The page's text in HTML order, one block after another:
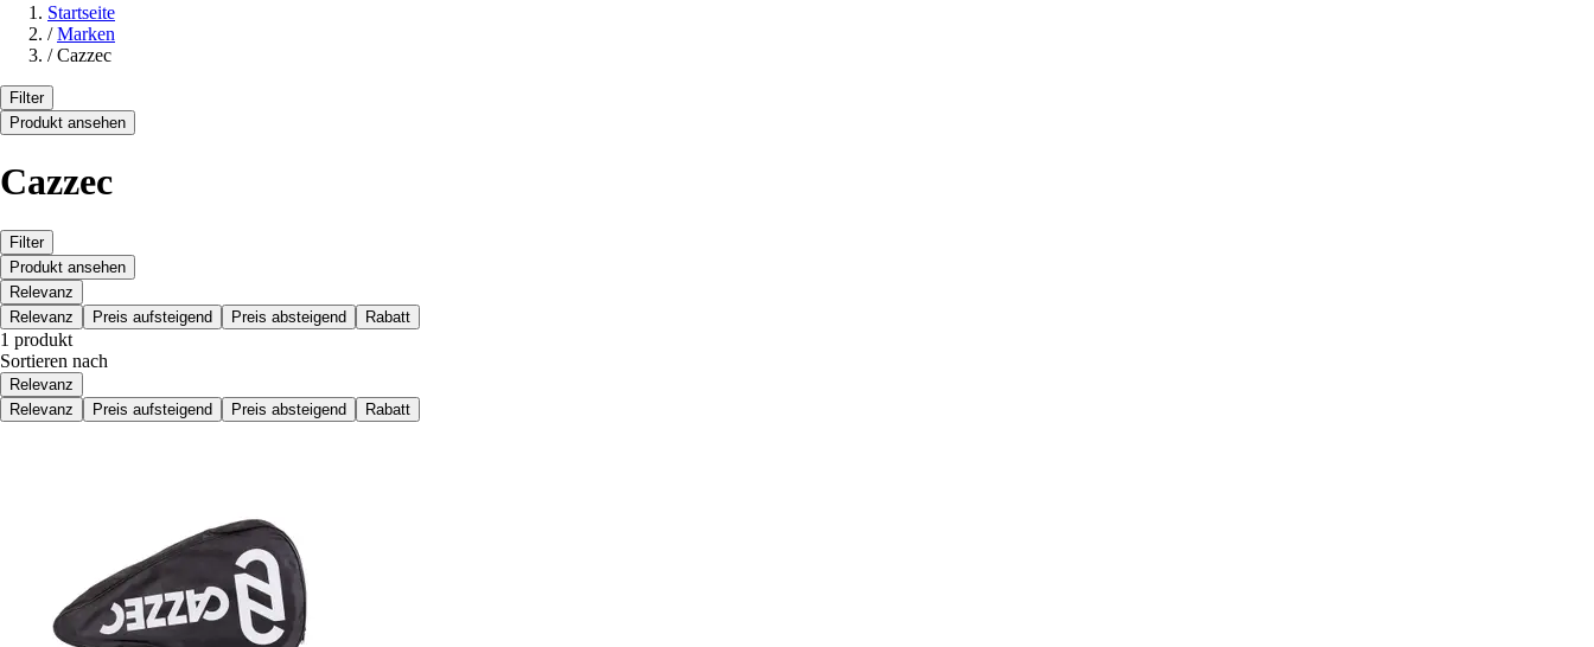
Startseite
/ Marken
/ Cazzec
Filter
Produkt ansehen
Cazzec
Filter
Produkt ansehen
Relevanz
Relevanz
Preis aufsteigend Preis absteigend Rabatt
1 produkt
Sortieren nach
Relevanz
Relevanz
Preis aufsteigend Preis absteigend Rabatt